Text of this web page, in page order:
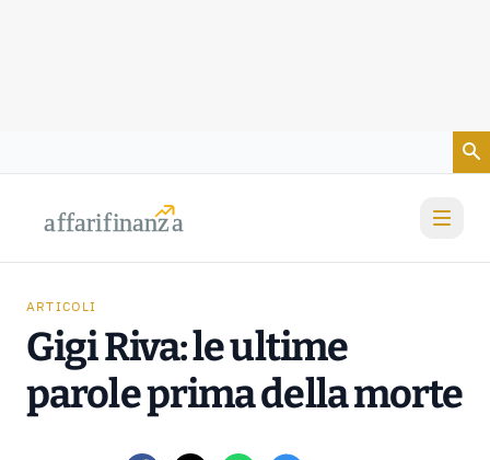
affarifinanza
affarifinanza
ARTICOLI
Gigi Riva: le ultime
parole prima della morte